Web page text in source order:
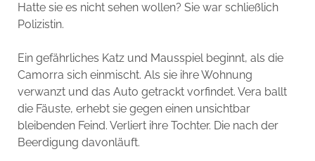
Hatte sie es nicht sehen wollen? Sie war schließlich
Polizistin.
Ein gefährliches Katz und Mausspiel beginnt, als die
Camorra sich einmischt. Als sie ihre Wohnung
verwanzt und das Auto getrackt vorfindet. Vera ballt
die Fäuste, erhebt sie gegen einen unsichtbar
bleibenden Feind. Verliert ihre Tochter. Die nach der
Beerdigung davonläuft.